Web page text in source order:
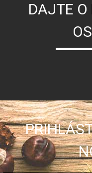
DAJTE